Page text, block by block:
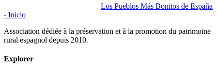
Los Pueblos Más Bonitos de España
- Inicio
Association dédiée à la préservation et à la promotion du patrimoine
rural espagnol depuis 2010.
Explorer